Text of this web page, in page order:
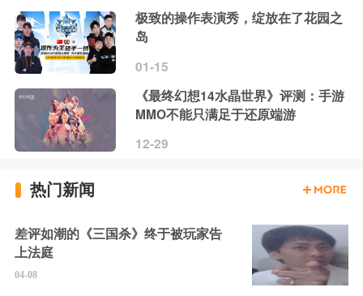
极致的操作表演秀，绽放在了花园之
岛
01-15
《最终幻想14水晶世界》评测：手游
MMO不能只满足于还原端游
12-29
热门新闻
差评如潮的《三国杀》终于被玩家告
上法庭
04-08